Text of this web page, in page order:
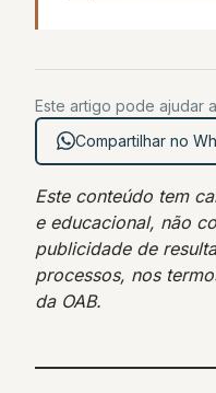
Este artigo pode ajudar
Compartilhar no
Este conteúdo tem
e educacional, não
publicidade de
processos, nos
da OAB.